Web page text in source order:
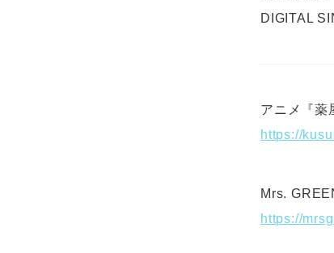
DIGITAL
アニメ『薬
https://
Mrs.
https://